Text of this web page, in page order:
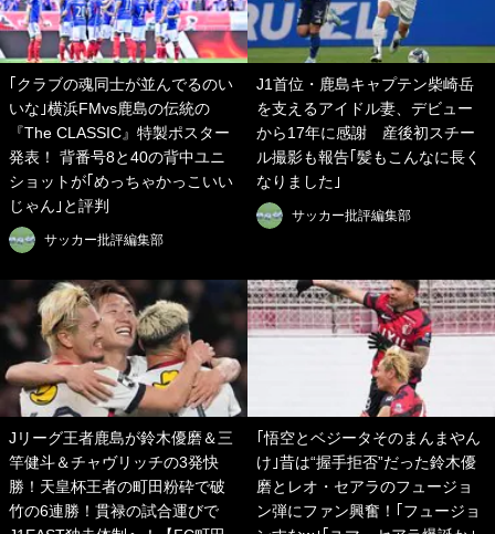
｢クラブの魂同士が並んでるのい
いな｣横浜FMvs鹿島の伝統の
『The CLASSIC』特製ポスター
発表！ 背番号8と40の背中ユニ
ショットが｢めっちゃかっこいい
じゃん｣と評判
サッカー批評編集部
J1首位・鹿島キャプテン柴崎岳
を支えるアイドル妻、デビュー
から17年に感謝 産後初スチー
ル撮影も報告｢髪もこんなに長く
なりました｣
サッカー批評編集部
Jリーグ王者鹿島が鈴木優磨＆三
竿健斗＆チャヴリッチの3発快
勝！天皇杯王者の町田粉砕で破
竹の6連勝！貫禄の試合運びで
｢悟空とベジータそのまんまやん
け｣昔は“握手拒否”だった鈴木優
磨とレオ・セアラのフュージョ
ン弾にファン興奮！｢フュージョ